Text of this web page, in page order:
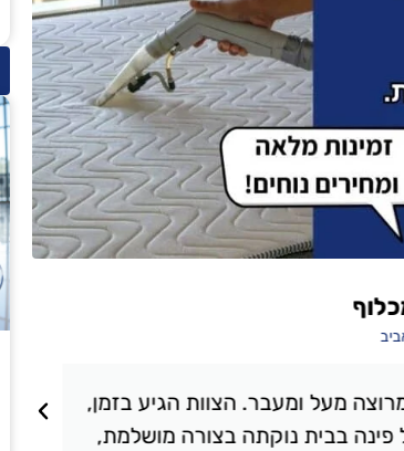
מעל ומעבר. הצוות הגיע בזמן,
בבית נוקתה בצורה מושלמת,